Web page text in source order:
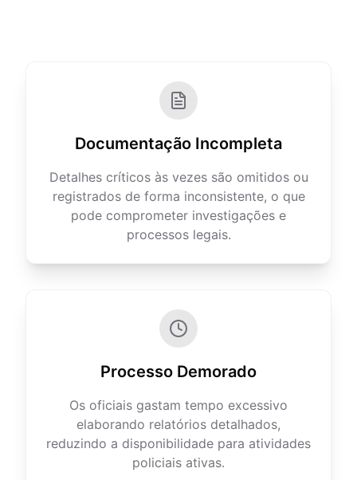
Documentação Incompleta
Detalhes críticos às vezes são omitidos ou
registrados de forma inconsistente, o que
pode comprometer investigações e
processos legais.
Processo Demorado
Os oficiais gastam tempo excessivo
elaborando relatórios detalhados,
reduzindo a disponibilidade para atividades
policiais ativas.